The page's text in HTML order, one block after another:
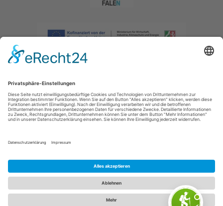
Impressum|Datenschutzerklärung|Barrierefreiheitserklärung
E: info@sauerland.com
Cookie-Einstellungen